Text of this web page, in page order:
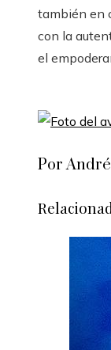
también en
con la
el
Por